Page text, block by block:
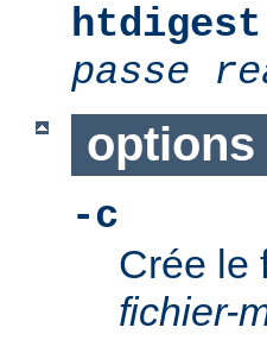
htdigest
passe
options
-c
Crée le
fichier-